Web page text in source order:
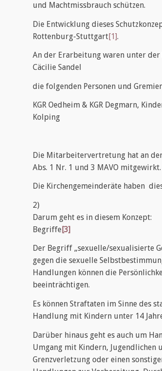
und Machtmissbrauch schützen.
Die Entwicklung dieses
Rottenburg-Stuttgart[1].
An der Erarbeitung waren unter der
Cäcilie Sandel
die folgenden Personen und
KGR Oedheim & KGR Degmarn,
Kolping
Die Mitarbeitervertretung hat an
Abs. 1 Nr. 1 und 3 MAVO mitgewirkt.
Die Kirchengemeinderäte haben
2)
Darum geht es in diesem Konzept:
Begriffe[3]
Der Begriff „sexuelle/sexualisierte
gegen die sexuelle
Handlungen können die
beeinträchtigen.
Es können Straftaten im Sinne des
Handlung mit Kindern unter 14
Darüber hinaus geht es auch um
Umgang mit Kindern, Jugendlichen
Grenzverletzung oder einen